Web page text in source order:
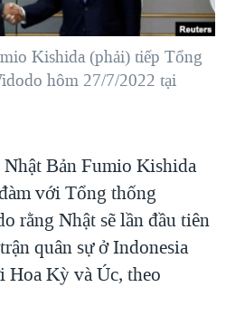
NAY
TẠI VIỆT NAM
PHỦ VIỆT NAM
TRỘM HẢI SÂM
VỌNG TỪ NÔNG THÔN MỸ
Kishida (phải) tiếp Tổng
hôm 27/7/2022 tại
Bản Fumio Kishida
với Tổng thống
rằng Nhật sẽ lần đầu tiên
quân sự ở Indonesia
Hoa Kỳ và Úc, theo